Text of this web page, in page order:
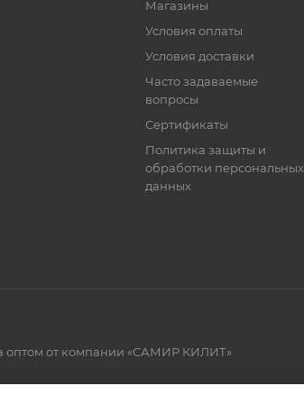
Магазины
Условия оплаты
Условия доставки
Часто задаваемые
вопросы
Сертификаты
Политика защиты и
обработки персональных
данных
оптом от компании «САМИР КИЛИТ»